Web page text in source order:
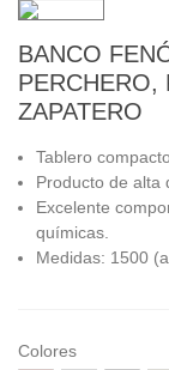
BANCO
PERCHERO,
ZAPATERO
Tablero
Producto de
Excelente
químicas.
Medidas: 1500
Colores